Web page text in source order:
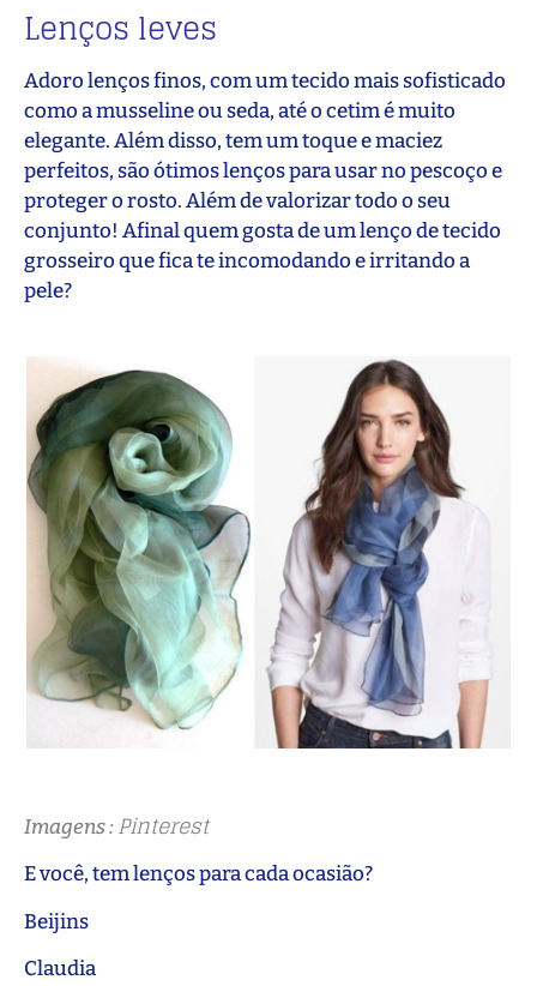
Lenços leves
Adoro lenços finos, com um tecido mais sofisticado
como a musseline ou seda, até o cetim é muito
elegante. Além disso, tem um toque e maciez
perfeitos, são ótimos lenços para usar no pescoço e
proteger o rosto. Além de valorizar todo o seu
conjunto! Afinal quem gosta de um lenço de tecido
grosseiro que fica te incomodando e irritando a
pele?
Imagens :Pinterest
E você, tem lenços para cada ocasião?
Beijins
Claudia